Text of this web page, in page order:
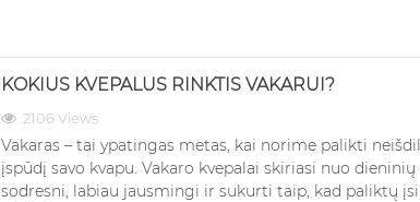
KOKIUS KVEPALUS RINKTIS VAKARUI?
2106 Views
Vakaras – tai ypatingas metas, kai norime palikti
įspūdį savo kvapu. Vakaro kvepalai skiriasi nuo dieninių
sodresni, labiau jausmingi ir sukurti taip, kad paliktų